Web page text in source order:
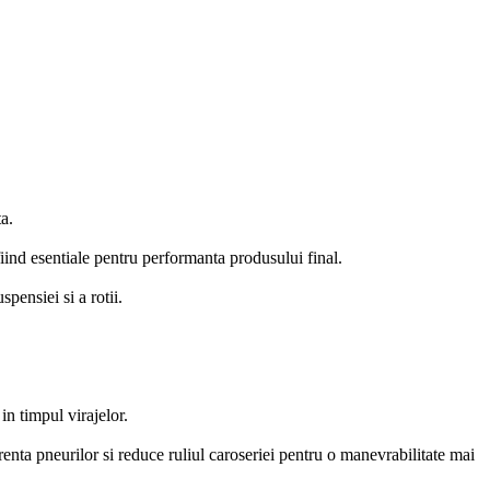
esentiale pentru performanta produsului final.
si a rotii.
in timpul virajelor.
pneurilor si reduce ruliul caroseriei pentru o manevrabilitate mai